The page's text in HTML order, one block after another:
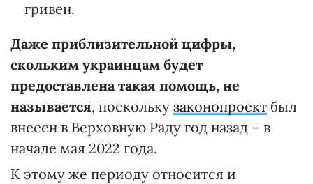
гривен.
Даже приблизительной цифры,
скольким украинцам будет
предоставлена такая помощь, не
называется, поскольку законопроект был
внесен в Верховную Раду год назад – в
начале мая 2022 года.
К этому же периоду относится и